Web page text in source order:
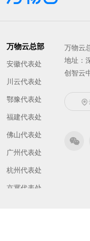
万物云总部
安徽代表处
川云代表处
鄂豫代表处
福建代表处
佛山代表处
广州代表处
杭州代表处
京冀代表处
万物云
地址：
创智云